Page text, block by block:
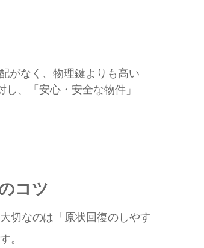
がなく、物理鍵よりも高い
、「安心・安全な物件」
コツ
切なのは「原状回復のしやす
。